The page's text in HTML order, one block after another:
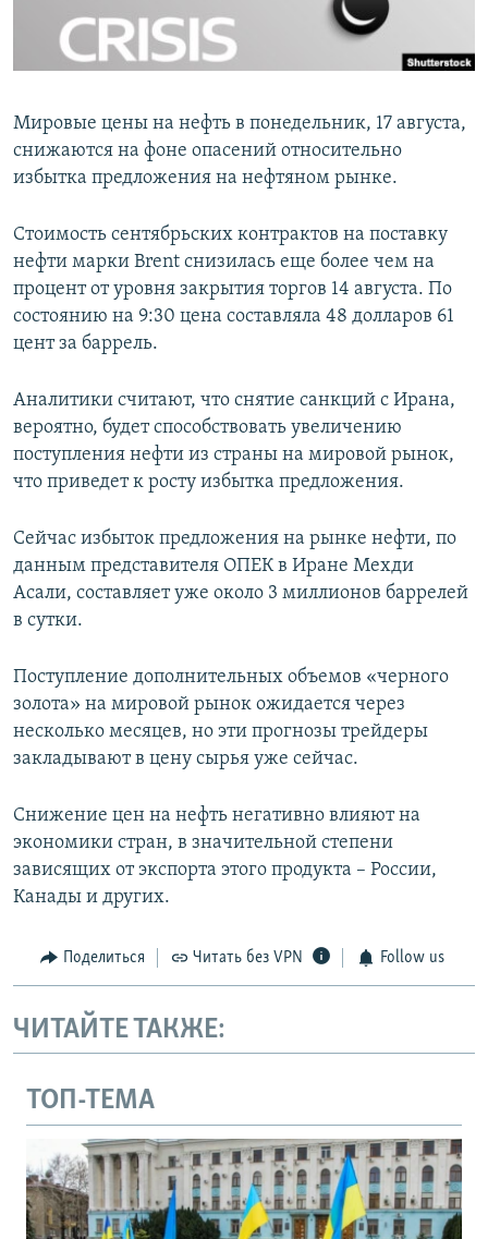
ПОБЕДИТЕЛЕЙ НЕ СУДЯТ?
КРЫМ.НЕПОКОРЕННЫЙ
УКРАИНСКАЯ ПРОБЛЕМА КРЫМА
ПРИСОЕДИНЯЙТЕСЬ!
Все сайты RFE/RL
Мировые цены на нефть в понедельник, 17 августа,
снижаются на фоне опасений относительно
избытка предложения на нефтяном рынке.
Стоимость сентябрьских контрактов на поставку
нефти марки Brent снизилась еще более чем на
процент от уровня закрытия торгов 14 августа. По
состоянию на 9:30 цена составляла 48 долларов 61
цент за баррель.
Аналитики считают, что снятие санкций с Ирана,
вероятно, будет способствовать увеличению
поступления нефти из страны на мировой рынок,
что приведет к росту избытка предложения.
Сейчас избыток предложения на рынке нефти, по
данным представителя ОПЕК в Иране Мехди
Асали, составляет уже около 3 миллионов баррелей
в сутки.
Поступление дополнительных объемов «черного
золота» на мировой рынок ожидается через
несколько месяцев, но эти прогнозы трейдеры
закладывают в цену сырья уже сейчас.
Снижение цен на нефть негативно влияют на
экономики стран, в значительной степени
зависящих от экспорта этого продукта – России,
Канады и других.
Поделиться Читать без VPN Follow us
ЧИТАЙТЕ ТАКЖЕ:
ТОП-ТЕМА